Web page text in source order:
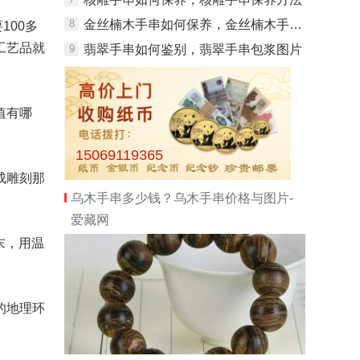
多
艺品就
有哪
雕刻那
，用温
地理环
8 金丝楠木手串如何保养，金丝楠木手串保养方法
9 翡翠手串如何鉴别，翡翠手串包浆图片
15069119365
乌木手串多少钱？乌木手串价格与图片-
爱藏网